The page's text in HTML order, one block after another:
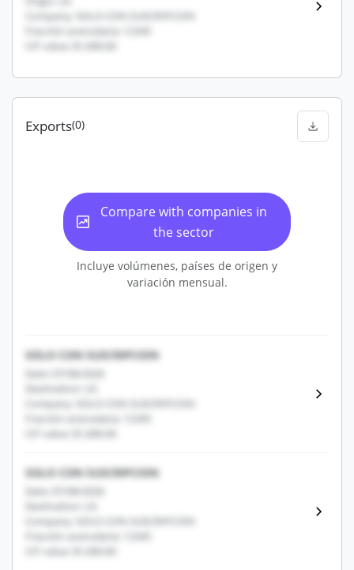
Company: SOLO CON SUSCRIPCION
Fracción arancelaria: 12345
CIF value: $1,000.00
Exports(0)
Compare with companies in
the sector
Incluye volúmenes, países de origen y
variación mensual.
SOLO CON SUSCRIPCION
Date: 07/08/2026
Destination: US
Company: SOLO CON SUSCRIPCION
Fracción arancelaria: 12345
CIF value: $1,000.00
SOLO CON SUSCRIPCION
Date: 07/08/2026
Destination: US
Company: SOLO CON SUSCRIPCION
Fracción arancelaria: 12345
CIF value: $1,000.00